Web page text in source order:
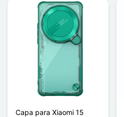
Capa para Xiaomi 15